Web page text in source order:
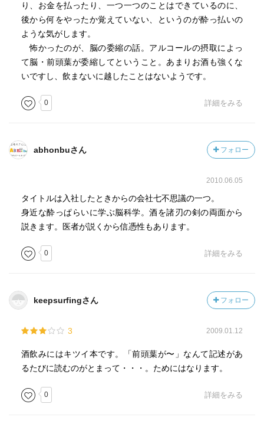
り、お金を払ったり、一つ一つのことはできているのに、
後から何をやったか覚えていない、というのが酔っ払いの
ような気がします。
怖かったのが、脳の委縮の話。アルコールの摂取によっ
て脳・前頭葉が委縮してということ。あまりお酒も強くな
いですし、飲まないに越したことはないようです。
0 詳細をみる
abhonbuさん フォロー
2010.06.05
タイトルは入社したときからの会社七不思議の一つ。
身近な酔っぱらいに学ぶ脳科学。酒を諸刃の剣の両面から
説きます。医者が説くから信憑性もあります。
0 詳細をみる
keepsurfingさん フォロー
3 2009.01.12
酒飲みにはキツイ本です。「前頭葉が〜」なんて記述があ
るたびに読むのがとまって・・・。ためにはなります。
0 詳細をみる